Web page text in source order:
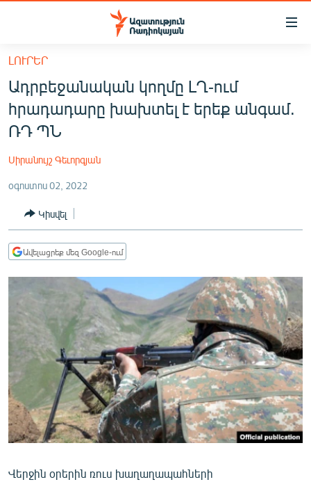
Մատչելիության
հիմնական
բովանդակությանը
Անցնել
հիմնական
մենյուին
ՀԱՅԱՍՏԱՆ
ՔԱՂԱՔԱԿԱՆ
ՏՆՏԵՍՈՒԹՅՈՒՆ
ՂԱՐԱԲԱՂ
ՏԱՐԱԾԱՇՐՋԱՆ
ՄԻՋԱԶԳԱՅԻՆ
ՄՇԱԿՈՒՅԹ
ՍՊՈՐՏ
ՄԵԿՆԱԲԱՆՈՒԹՅՈՒՆ
ՏՏ ԵՒ ԻՆՏԵՐՆԵՏ
ԱՐԽԻՎ
ԼՈՒՐԵՐ
Ադրբեջանական կողմը ԼՂ-ում
հրադադարը խախտել է երեք անգամ.
ՌԴ ՊՆ
Սիրանույշ Գեւորգյան
օգոստոս 02, 2022
Կիսվել
Ավելացրեք մեզ Google-ում
Վերջին օրերին ռուս խաղաղապահների